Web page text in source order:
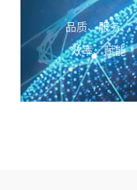
品质、服务、
效率、赋能